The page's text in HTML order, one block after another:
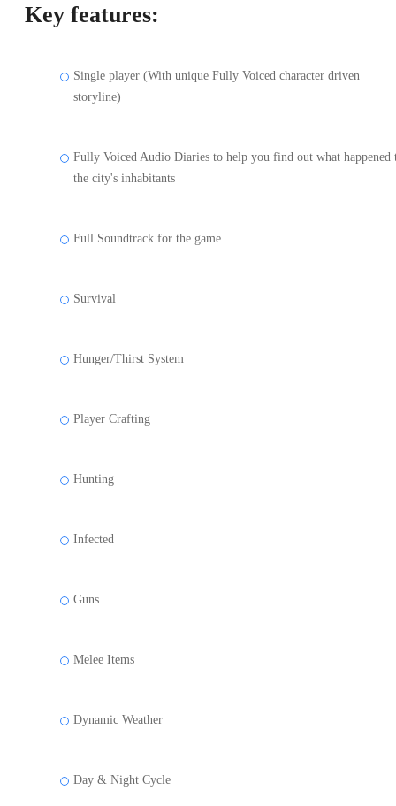
Key features:
Single player (With unique Fully Voiced character driven
storyline)
Fully Voiced Audio Diaries to help you find out what happened
the city's inhabitants
Full Soundtrack for the game
Survival
Hunger/Thirst System
Player Crafting
Hunting
Infected
Guns
Melee Items
Dynamic Weather
Day & Night Cycle